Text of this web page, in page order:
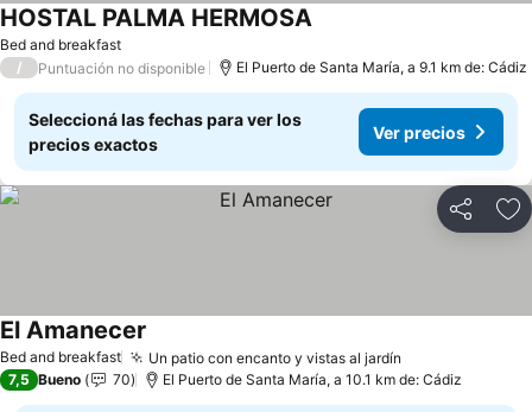
Bed and breakfast
HOSTAL PALMA HERMOSAVer precios
/ Puntuación no disponible El Puerto de Santa María, a 9.1 km de: Cádiz
Seleccioná las fechas para ver los
precios exactos
Ver precios
Compartir
Bed and breakfast Un patio con encanto y vistas al jardín
El Amanecer
7,5 Bueno 70 El Puerto de Santa María, a 10.1 km de: Cádiz